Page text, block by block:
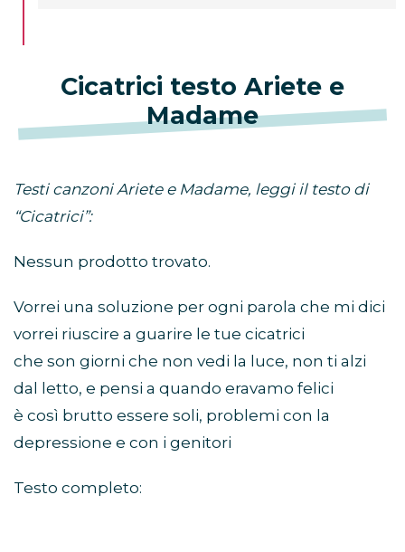
Cicatrici testo Ariete e
Madame
Testi canzoni Ariete e Madame, leggi il testo di
“Cicatrici”:
Nessun prodotto trovato.
Vorrei una soluzione per ogni parola che mi dici
vorrei riuscire a guarire le tue cicatrici
che son giorni che non vedi la luce, non ti alzi
dal letto, e pensi a quando eravamo felici
è così brutto essere soli, problemi con la
depressione e con i genitori
Testo completo: